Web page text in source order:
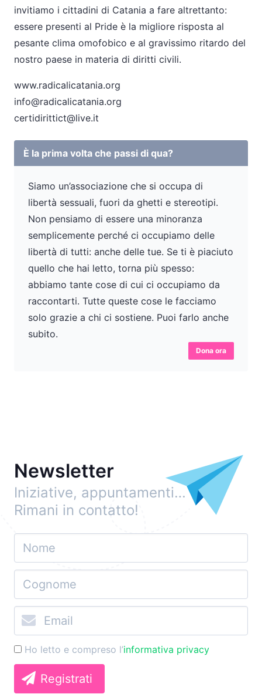
invitiamo i cittadini di Catania a fare altrettanto:
essere presenti al Pride è la migliore risposta al
pesante clima omofobico e al gravissimo ritardo del
nostro paese in materia di diritti civili.
www.radicalicatania.org
info@radicalicatania.org
certidirittict@live.it
È la prima volta che passi di qua?
Siamo un’associazione che si occupa di
libertà sessuali, fuori da ghetti e stereotipi.
Non pensiamo di essere una minoranza
semplicemente perché ci occupiamo delle
libertà di tutti: anche delle tue. Se ti è piaciuto
quello che hai letto, torna più spesso:
abbiamo tante cose di cui ci occupiamo da
raccontarti. Tutte queste cose le facciamo
solo grazie a chi ci sostiene. Puoi farlo anche
subito.
Dona ora
Newsletter
Iniziative, appuntamenti…
Rimani in contatto!
Ho letto e compreso l’informativa privacy
Registrati